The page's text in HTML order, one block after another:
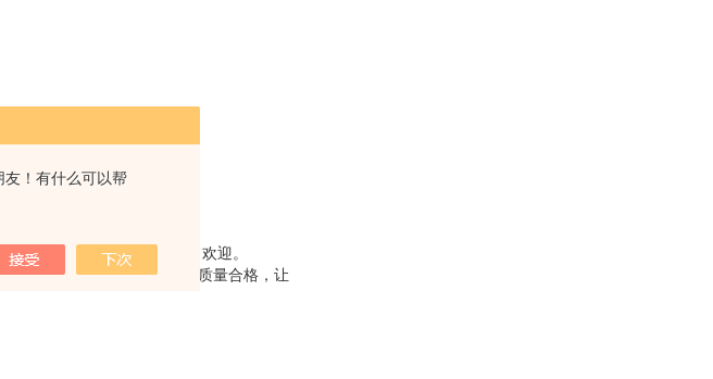
友！有什么可以帮
分试剂盒适用于检测植物，欢迎。
量关，确保每一个出厂产品质量合格，让